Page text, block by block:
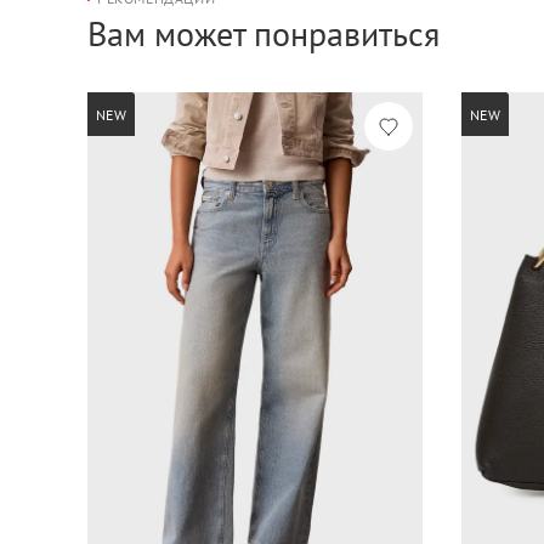
Вам может понравиться
NEW NEW